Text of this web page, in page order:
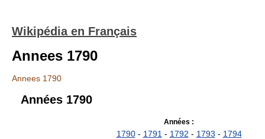
Wikipédia en Français
Annees 1790
Annees 1790
Années 1790
Années :
1790- 1791 - 1792 - 1793 - 1794